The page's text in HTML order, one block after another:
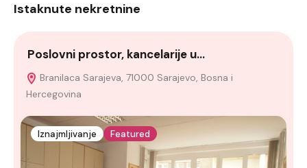
Istaknute nekretnine
Poslovni prostor, kancelarije u…
Branilaca Sarajeva, 71000 Sarajevo, Bosna i
Hercegovina
Iznajmljivanje Featured